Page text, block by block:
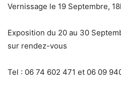
Vernissage le 19 Septembre,
Exposition du 20 au 30
sur rendez-vous
Tel : 06 74 602 471 et 06 09